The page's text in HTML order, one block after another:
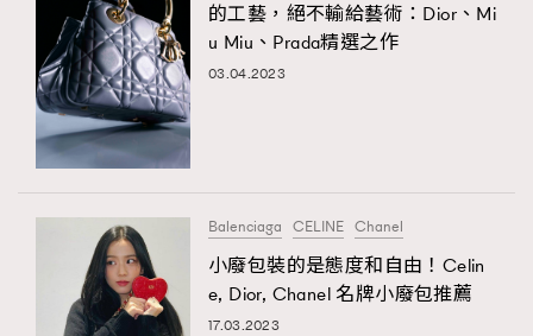
的工藝，絕不輸給藝術：Dior、Mi
u Miu、Prada精選之作
03.04.2023
Balenciaga CELINE Chanel
小廢包裝的是態度和自由！Celin
e, Dior, Chanel 名牌小廢包推薦
17.03.2023